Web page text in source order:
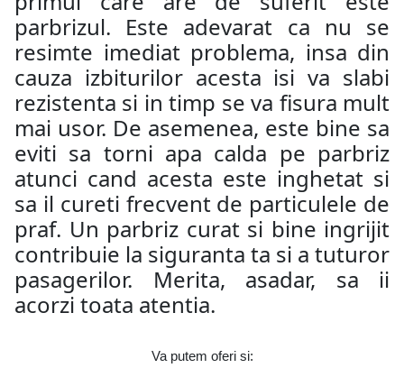
parbrizul. Este adevarat ca nu se
resimte imediat problema, insa din
cauza izbiturilor acesta isi va slabi
rezistenta si in timp se va fisura mult
mai usor. De asemenea, este bine sa
eviti sa torni apa calda pe parbriz
atunci cand acesta este inghetat si
sa il cureti frecvent de particulele de
praf. Un parbriz curat si bine ingrijit
contribuie la siguranta ta si a tuturor
pasagerilor. Merita, asadar, sa ii
acorzi toata atentia.
Va putem oferi si: